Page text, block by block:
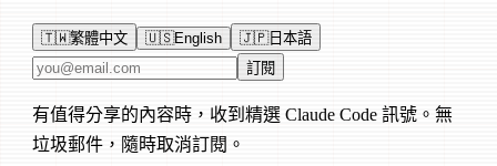
🇹🇼繁體中文 🇺🇸English 🇯🇵日本語
電子郵件地址 訂閱
有值得分享的內容時，收到精選 Claude Code 訊號。無
垃圾郵件，隨時取消訂閱。